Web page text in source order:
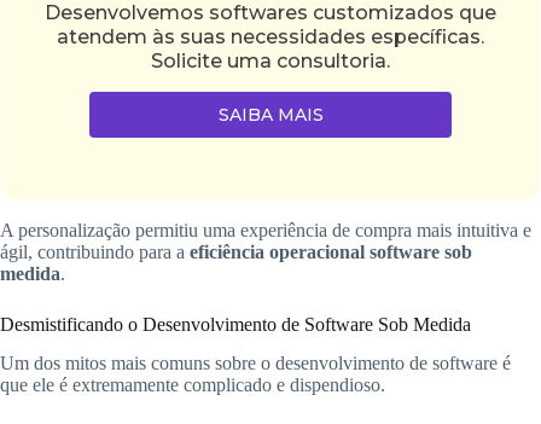
Desenvolvemos softwares customizados que
atendem às suas necessidades específicas.
Solicite uma consultoria.
SAIBA MAIS
A personalização permitiu uma experiência de compra mais intuitiva e
ágil, contribuindo para a eficiência operacional software sob
medida.
Desmistificando o Desenvolvimento de Software Sob Medida
Um dos mitos mais comuns sobre o desenvolvimento de software é
que ele é extremamente complicado e dispendioso.